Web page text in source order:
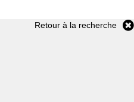
Retour à la recherche